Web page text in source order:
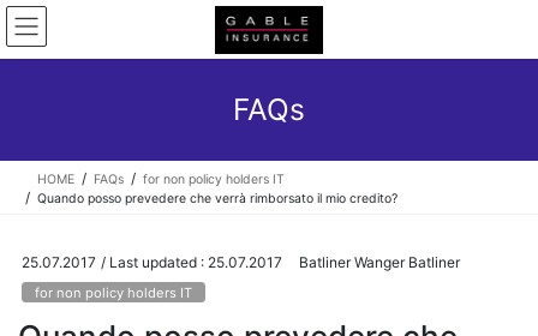
Skip
the
Skip
the
FAQs
HOME FAQs
for non policy holders IT
Quando posso prevedere che verrà rimborsato il mio credito?
25.07.2017 / Last updated : 25.07.2017 Batliner Wanger Batliner
for non policy holders IT